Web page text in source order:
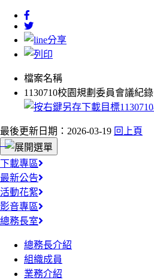
檔案名稱
1130710校園規劃委員會議紀錄
最後更新日期：2026-03-19 回上頁
:::
下載專區
最新公告
活動花絮
影音專區
總務長室
總務長介紹
組織成員
業務介紹